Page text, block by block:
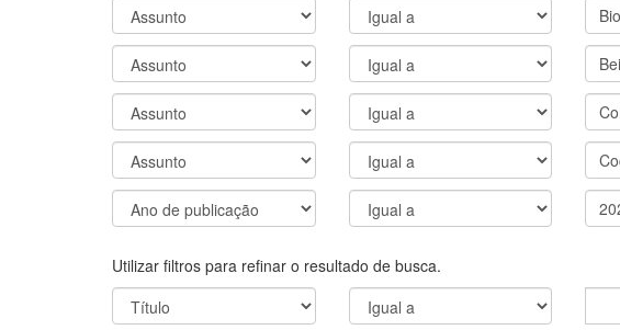
Utilizar filtros para refinar o resultado de busca.